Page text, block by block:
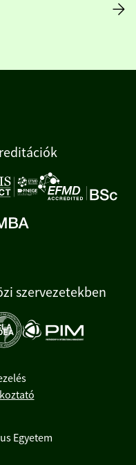
szervezetekben
Egyetem